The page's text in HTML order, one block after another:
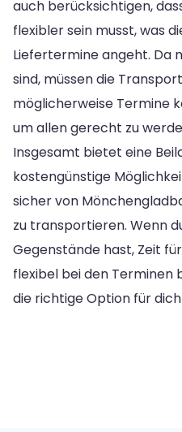
auch berücksichtigen,
flexibler sein musst, was
Liefertermine angeht. Da
sind, müssen die
möglicherweise Termine
um allen gerecht zu
Insgesamt bietet eine
kostengünstige
sicher von
zu transportieren. Wenn
Gegenstände hast, Zeit
flexibel bei den Terminen
die richtige Option für dich